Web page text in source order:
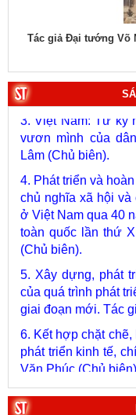
Tác giả Đại tướng Võ
1. Bác Hồ ở Pháp.
soạn lịch sử Chính
3. Việt Nam: Từ kỷ
vươn mình của
Lâm (Chủ biên).
4. Phát triển và
chủ nghĩa xã hội
ở Việt Nam qua 40
toàn quốc lần thứ
(Chủ biên).
5. Xây dựng, phát
của quá trình phát
giai đoạn mới. Tác
6. Kết hợp chặt
phát triển kinh tế,
Văn Phúc (Chủ
7. Chủ quyền của
giai đoạn 1884 -
Tác giả: Thượng